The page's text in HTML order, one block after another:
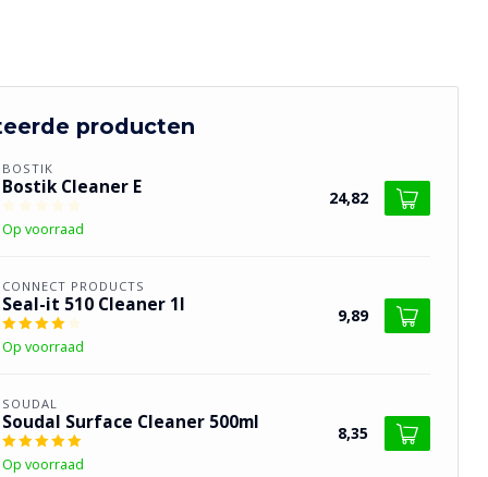
producten
BOSTIK
Bostik Cleaner E
Op voorraad
24,82
CONNECT PRODUCTS
Seal-it 510 Cleaner 1l
Op voorraad
9,89
SOUDAL
Soudal Surface Cleaner 500ml
Op voorraad
8,35